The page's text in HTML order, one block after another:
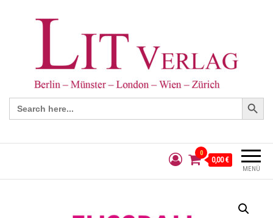
Search
for:
Search Button
MENÜ
0
0,00 €